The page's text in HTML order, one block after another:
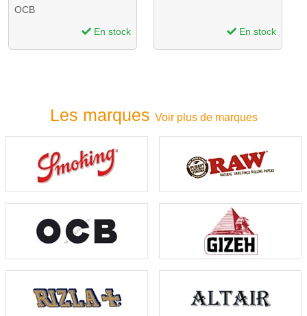
OCB
En stock
En stock
Les marques Voir plus de marques